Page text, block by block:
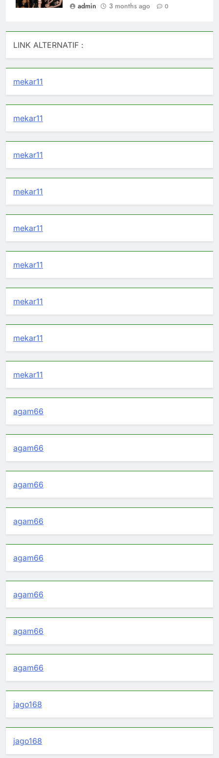
admin
3 months ago 0
LINK ALTERNATIF :
mekar11
mekar11
mekar11
mekar11
mekar11
mekar11
mekar11
mekar11
mekar11
agam66
agam66
agam66
agam66
agam66
agam66
agam66
agam66
jago168
jago168